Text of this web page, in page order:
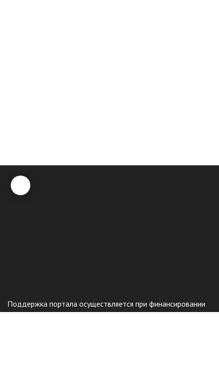
Поддержка портала осуществляется при финансировании